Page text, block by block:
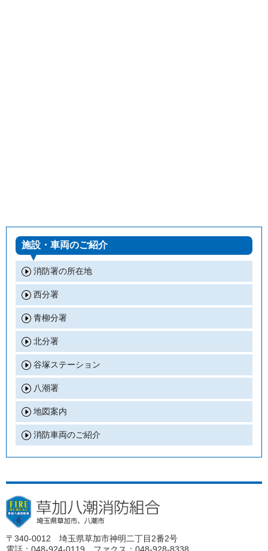
施設・車両のご紹介
消防署の所在地
西分署
青柳分署
北分署
谷塚ステーション
八潮署
地図案内
消防車両のご紹介
〒340-0012 埼玉県草加市神明二丁目2番2号